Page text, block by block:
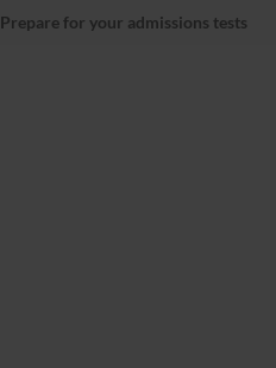
Prepare for your admissions tests